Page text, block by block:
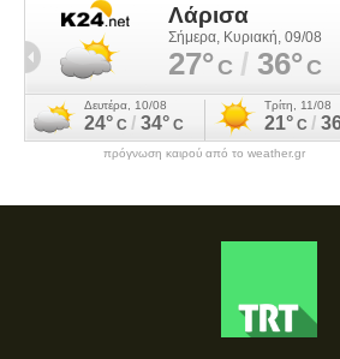
πρόγνωση καιρού από το weather.gr